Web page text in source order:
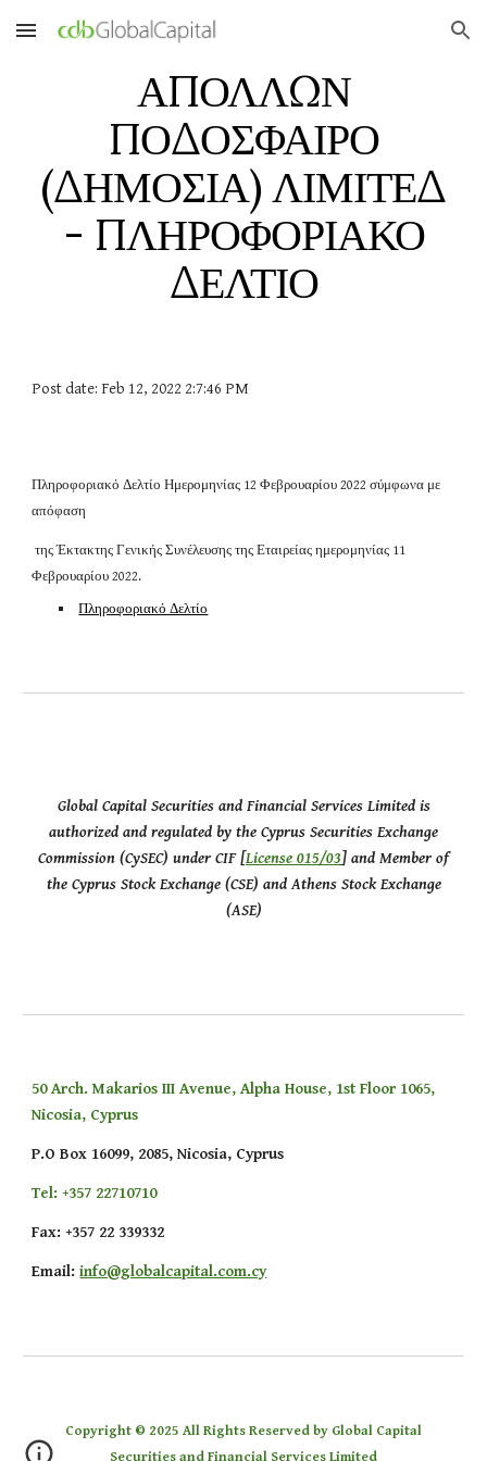
Skip to main content Skip to navigation
ΑΠΟΛΛΩΝ
ΠΟΔΟΣΦΑΙΡΟ
(ΔΗΜΟΣΙΑ) ΛΙΜΙΤΕΔ
- ΠΛΗΡΟΦΟΡΙΑΚΟ
ΔΕΛΤΙΟ
Post date: Feb 12, 2022 2:7:46 PM
Πληροφοριακό Δελτίο Ημερομηνίας 12 Φεβρουαρίου 2022 σύμφωνα με
απόφαση
της Έκτακτης Γενικής Συνέλευσης της Εταιρείας ημερομηνίας 11
Φεβρουαρίου 2022.
Πληροφοριακό Δελτίο
Global Capital Securities and Financial Services Limited is
authorized and regulated by the Cyprus Securities Exchange
Commission (CySEC) under CIF [License 015/03] and Member of
the Cyprus Stock Exchange (CSE) and Athens Stock Exchange
(ASE)
50 Arch. Makarios III Avenue, Alpha House, 1st Floor 1065,
Nicosia, Cyprus
P.O Box 16099, 2085, Nicosia, Cyprus
Tel: +357 22710710
Fax: +357 22 339332
Email:info@globalcapital.com.cy
Copyright © 2025 All Rights Reserved by Global Capital
Securities and Financial Services Limited